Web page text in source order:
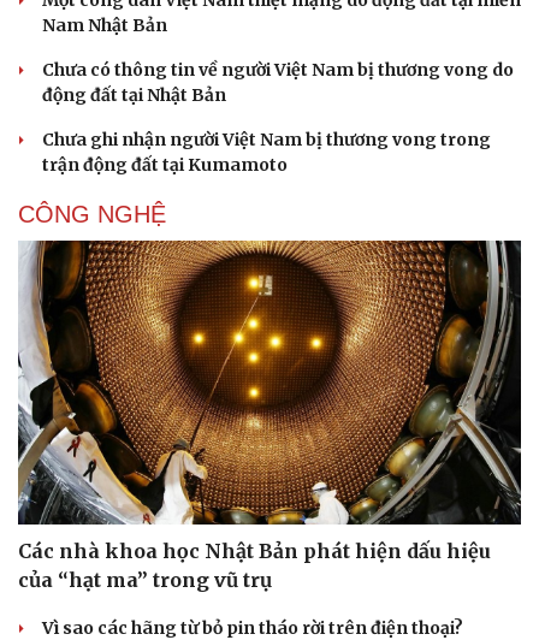
Thông tin doanh nghiệp
Doanh nghiệp 24h
Vì cộng đồng
Sành điệu
Nam Nhật Bản
Chưa có thông tin về người Việt Nam bị thương vong do
động đất tại Nhật Bản
Chưa ghi nhận người Việt Nam bị thương vong trong
trận động đất tại Kumamoto
CÔNG NGHỆ
Các nhà khoa học Nhật Bản phát hiện dấu hiệu
của “hạt ma” trong vũ trụ
Vì sao các hãng từ bỏ pin tháo rời trên điện thoại?